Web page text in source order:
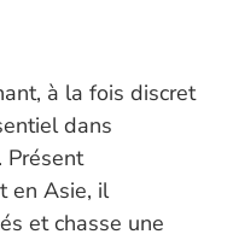
à la fois discret
dans
Présent
en Asie, il
et chasse une